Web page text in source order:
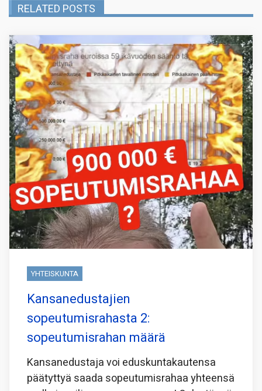
RELATED POSTS
YHTEISKUNTA
Kansanedustajien
sopeutumisrahasta 2:
sopeutumisrahan määrä
Kansanedustaja voi eduskuntakautensa
päätyttyä saada sopeutumisrahaa yhteensä